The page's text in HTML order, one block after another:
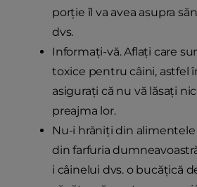
porție îl va avea asupra
dvs.
Informați-vă. Aflați care
toxice pentru câini, astfel
asigurați că nu vă lăsați
preajma lor.
Nu-i hrăniți din alimentele
din farfuria
i câinelui dvs. o bucățică